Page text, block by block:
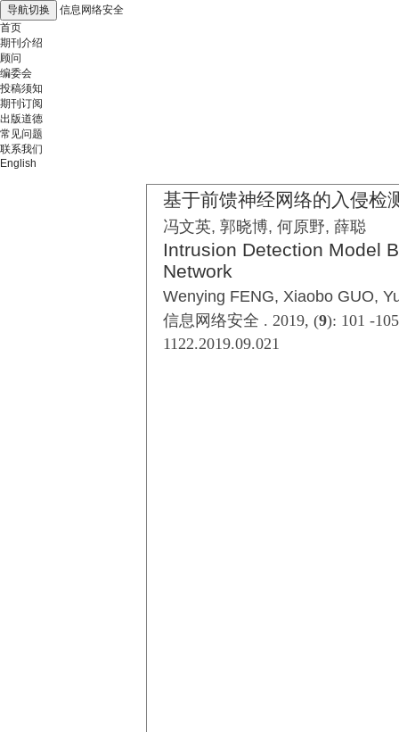
导航切换
信息网络安全
首页
期刊介绍
顾问
编委会
投稿须知
期刊订阅
出版道德
常见问题
联系我们
English
基于前馈神经网络的入侵检
冯文英, 郭晓博, 何原野, 薛聪
Intrusion Detection Model
Network
Wenying FENG, Xiaobo GUO,
信息网络安全 . 2019, (9): 101 -
1122.2019.09.021